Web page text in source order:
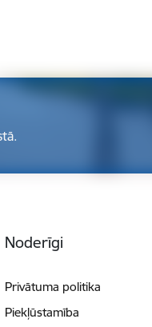
Noderīgi
Privātuma politika
Piekļūstamība